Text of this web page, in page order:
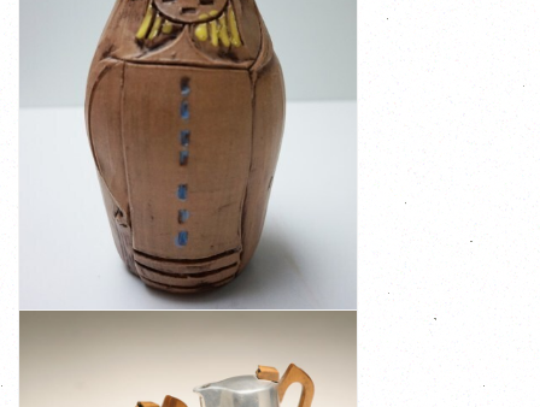
VINTAGE AARDEWERKEN VAAS FRATELLI
Mid-century vaas afkomstig van de beroemde Italiaanse
pottenbakkersfamilie Fanciullacci uit Montelupo, Italië
Afbeelding meisje van de voor en achterkant met fruit/
groente schaal op haar hoofd
Chamotte-klei, bewerkt met de sgrafito techniek,
ongeglazuurd met accenten van de voorstellingen
geglazuurd in de kleuren rood, geel, groen, ...
€ 175,00